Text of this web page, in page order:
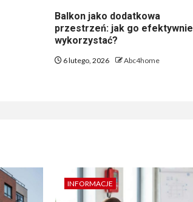
Balkon jako dodatkowa
przestrzeń: jak go efektywnie
wykorzystać?
6 lutego, 2026 Abc4home
INFORMACJE